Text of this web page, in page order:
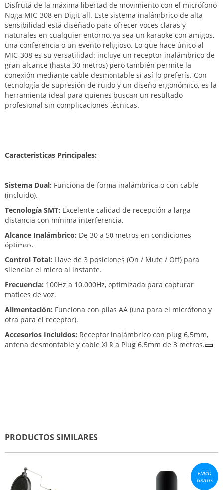
Disfrutá de la máxima libertad de movimiento con el micrófono
Noga MIC-308 en Digit-all. Este sistema inalámbrico de alta
sensibilidad está diseñado para ofrecer voces claras y
naturales en cualquier entorno, ya sea un karaoke con amigos,
una conferencia o un evento religioso. Lo que hace único al
MIC-308 es su versatilidad: incluye un receptor inalámbrico de
gran alcance (hasta 30 metros) pero también permite la
conexión mediante cable desmontable si así lo preferís. Con
tecnología de supresión de ruido y un diseño ergonómico, es la
herramienta ideal para quienes buscan un resultado
profesional sin complicaciones técnicas.
Caracteristicas Principales:
Sistema Dual: Funciona de forma inalámbrica o con cable
(incluido).
Tecnología SMT: Excelente calidad de recepción a larga
distancia con mínima interferencia.
Alcance Inalámbrico: De 30 a 50 metros en condiciones
óptimas.
Control Total: Llave de 3 posiciones (On / Mute / Off) para
silenciar el micro al instante.
Frecuencia: 100Hz a 10.000Hz, optimizada para capturar
matices de voz.
Alimentación: Funciona con pilas AA (una para el micrófono y
otra para el receptor).
Accesorios Incluidos: Receptor inalámbrico con plug 6.5mm,
antena desmontable y cable XLR a Plug 6.5mm de 3 metros.
PRODUCTOS SIMILARES
ENVÍO
GRATIS